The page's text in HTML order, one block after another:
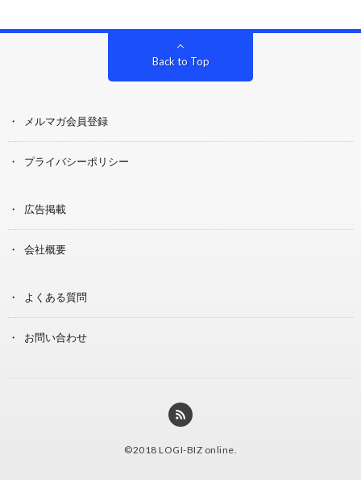
Back to Top
メルマガ会員登録
プライバシーポリシー
広告掲載
会社概要
よくある質問
お問い合わせ
©2018 LOGI-BIZ online